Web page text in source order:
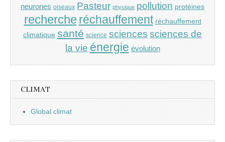
neurones oiseaux Pasteur physique pollution protéines
recherche réchauffement réchauffement
climatique santé science sciences sciences de
la vie énergie évolution
CLIMAT
Global climat